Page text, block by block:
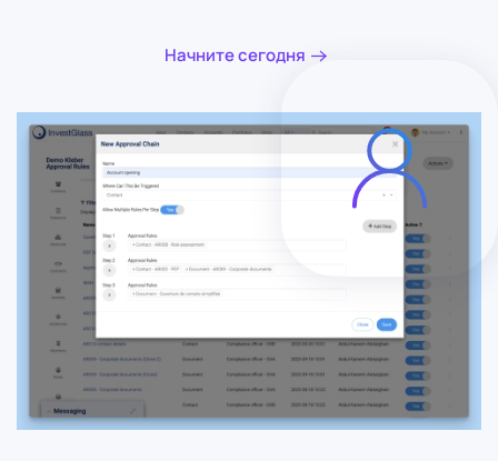
Начните сегодня